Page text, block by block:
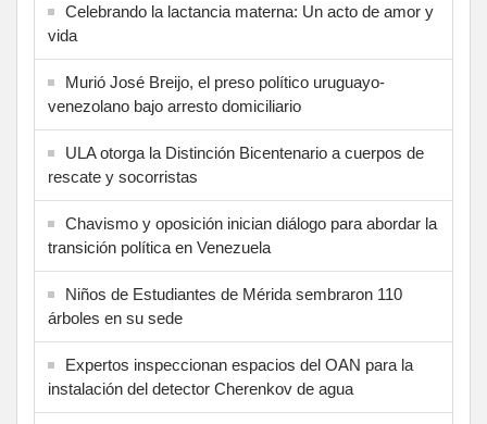
Celebrando la lactancia materna: Un acto de amor y
vida
Murió José Breijo, el preso político uruguayo-
venezolano bajo arresto domiciliario
ULA otorga la Distinción Bicentenario a cuerpos de
rescate y socorristas
Chavismo y oposición inician diálogo para abordar la
transición política en Venezuela
Niños de Estudiantes de Mérida sembraron 110
árboles en su sede
Expertos inspeccionan espacios del OAN para la
instalación del detector Cherenkov de agua